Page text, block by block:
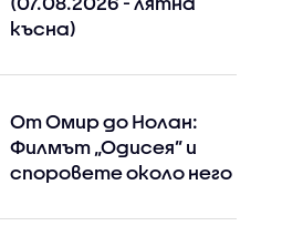
Facebook
късна)
От Омир до Нолан:
Филмът „Одисея” и
споровете около него